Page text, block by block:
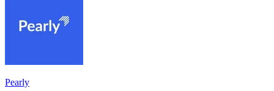
Pearly